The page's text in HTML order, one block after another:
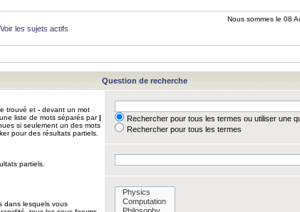
Nous sommes le 08
Voir les sujets actifs
Question de recherche
trouvé et - devant un mot
liste de mots séparés par|
si seulement un des mots
pour des résultats partiels.
Rechercher pour tous les termes ou utiliser une
Rechercher pour tous les termes
partiels.
dans lesquels vous